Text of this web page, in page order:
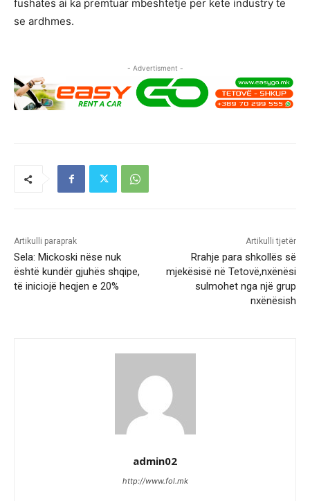
fushates ai ka premtuar mbeshtetje per kete industry te
se ardhmes.
- Advertisment -
Artikulli paraprak
Sela: Mickoski nëse nuk
është kundër gjuhës shqipe,
të iniciojë heqjen e 20%
Artikulli tjetër
Rrahje para shkollës së
mjekësisë në Tetovë,nxënësi
sulmohet nga një grup
nxënësish
admin02
http://www.fol.mk